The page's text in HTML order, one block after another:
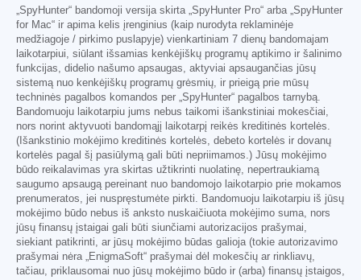
„SpyHunter“ bandomoji versija skirta „SpyHunter Pro“ arba „SpyHunter
for Mac“ ir apima kelis įrenginius (kaip nurodyta reklaminėje
medžiagoje / pirkimo puslapyje) vienkartiniam 7 dienų bandomajam
laikotarpiui, siūlant išsamias kenkėjiškų programų aptikimo ir šalinimo
funkcijas, didelio našumo apsaugas, aktyviai apsaugančias jūsų
sistemą nuo kenkėjiškų programų grėsmių, ir prieigą prie mūsų
techninės pagalbos komandos per „SpyHunter“ pagalbos tarnybą.
Bandomuoju laikotarpiu jums nebus taikomi išankstiniai mokesčiai,
nors norint aktyvuoti bandomąjį laikotarpį reikės kreditinės kortelės.
(Išankstinio mokėjimo kreditinės kortelės, debeto kortelės ir dovanų
kortelės pagal šį pasiūlymą gali būti nepriimamos.) Jūsų mokėjimo
būdo reikalavimas yra skirtas užtikrinti nuolatinę, nepertraukiamą
saugumo apsaugą pereinant nuo bandomojo laikotarpio prie mokamos
prenumeratos, jei nuspręstumėte pirkti. Bandomuoju laikotarpiu iš jūsų
mokėjimo būdo nebus iš anksto nuskaičiuota mokėjimo suma, nors
jūsų finansų įstaigai gali būti siunčiami autorizacijos prašymai,
siekiant patikrinti, ar jūsų mokėjimo būdas galioja (tokie autorizavimo
prašymai nėra „EnigmaSoft“ prašymai dėl mokesčių ar rinkliavų,
tačiau, priklausomai nuo jūsų mokėjimo būdo ir (arba) finansų įstaigos,